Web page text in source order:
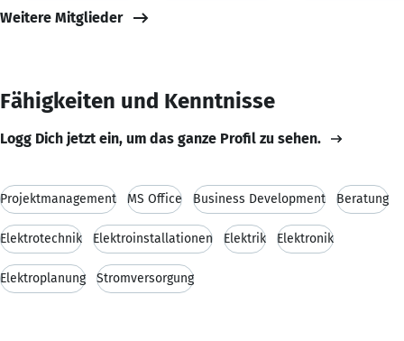
Weitere Mitglieder
Fähigkeiten und Kenntnisse
Logg Dich jetzt ein, um das ganze Profil zu sehen.
Projektmanagement MS Office Business Development Beratung
Elektrotechnik Elektroinstallationen Elektrik Elektronik
Elektroplanung Stromversorgung